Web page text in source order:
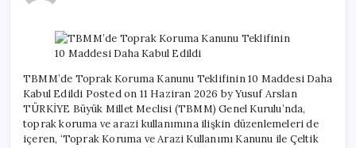
Teklifinin
Daha
Edildi
için
TBMM’de Toprak Koruma Kanunu Teklifinin 10 Maddesi Daha
Kabul Edildi Posted on 11 Haziran 2026 by Yusuf Arslan
TÜRKİYE Büyük Millet Meclisi (TBMM) Genel Kurulu’nda,
toprak koruma ve arazi kullanımına ilişkin düzenlemeleri de
içeren, ‘Toprak Koruma ve Arazi Kullanımı Kanunu ile Çeltik